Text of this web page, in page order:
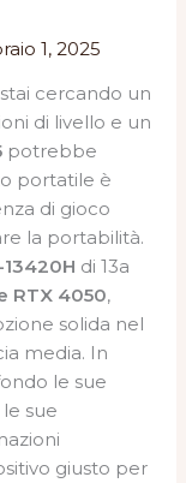
1, 2025
cercando un
di livello e un
potrebbe
portatile è
di gioco
la portabilità.
di 13a
RTX 4050,
solida nel
media. In
le sue
sue
giusto per